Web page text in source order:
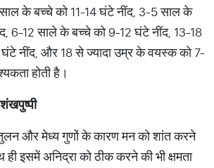
के बच्चे को 11-14 घंटे नींद, 3-5 साल के
6-12 साले के बच्चे को 9-12 घंटे नींद, 13-18
नींद, और 18 से ज्यादा उम्र के वयस्क को 7-
होती है।
और मेध्य गुणों के कारण मन को शांत करने
इसमें अनिद्रा को ठीक करने की भी क्षमता